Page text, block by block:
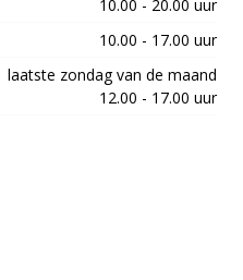
10.00 - 20.00 uur
10.00 - 17.00 uur
laatste zondag van de maand
12.00 - 17.00 uur